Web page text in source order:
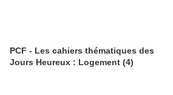
PCF - Les cahiers thématiques des
Jours Heureux : Logement (4)